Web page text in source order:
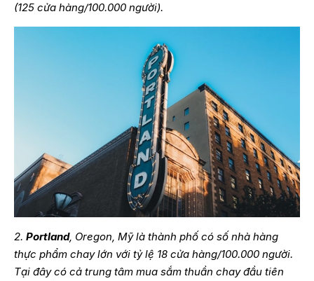
(125 cửa hàng/100.000 người).
2. Portland, Oregon, Mỹ là thành phố có số nhà hàng
thực phẩm chay lớn với tỷ lệ 18 cửa hàng/100.000 người.
Tại đây có cả trung tâm mua sắm thuần chay đầu tiên